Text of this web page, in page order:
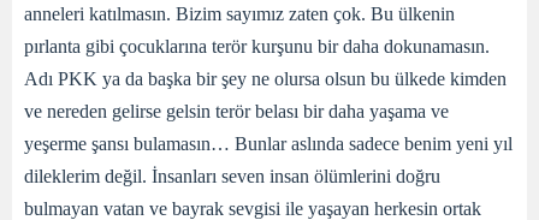
anneleri katılmasın. Bizim sayımız zaten çok. Bu ülkenin
pırlanta gibi çocuklarına terör kurşunu bir daha dokunamasın.
Adı PKK ya da başka bir şey ne olursa olsun bu ülkede kimden
ve nereden gelirse gelsin terör belası bir daha yaşama ve
yeşerme şansı bulamasın… Bunlar aslında sadece benim yeni yıl
dileklerim değil. İnsanları seven insan ölümlerini doğru
bulmayan vatan ve bayrak sevgisi ile yaşayan herkesin ortak